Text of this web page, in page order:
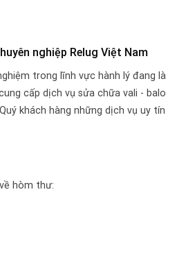
nghiệp Relug Việt Nam
trong lĩnh vực hành lý đang là
cấp dịch vụ sửa chữa vali - balo
khách hàng những dịch vụ uy tín
hòm thư: